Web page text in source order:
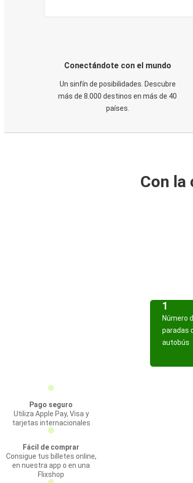
Conectándote con el mundo
Un sinfín de posibilidades. Descubre
más de 8.000 destinos en más de 40
países.
Con la
1
Número
paradas
autobús
Pago seguro
Utiliza Apple Pay, Visa y
tarjetas internacionales
Fácil de comprar
Consigue tus billetes online,
en nuestra app o en una
Flixshop